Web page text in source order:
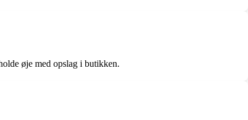
øje med opslag i butikken.